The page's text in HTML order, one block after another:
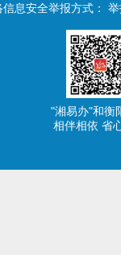
息安全举报方式：
"湘易办"和衡
相伴相依 省